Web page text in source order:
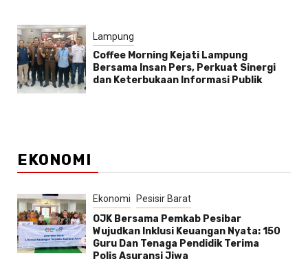
Lampung
Coffee Morning Kejati Lampung
Bersama Insan Pers, Perkuat Sinergi
dan Keterbukaan Informasi Publik
EKONOMI
Ekonomi Pesisir Barat
OJK Bersama Pemkab Pesibar
Wujudkan Inklusi Keuangan Nyata: 150
Guru Dan Tenaga Pendidik Terima
Polis Asuransi Jiwa